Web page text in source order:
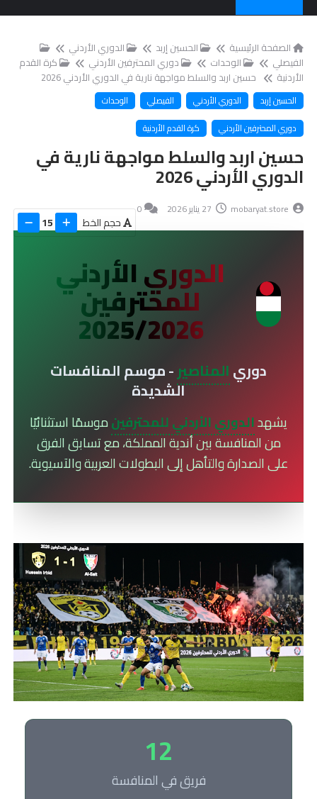
الصفحة الرئيسية الحسين إربد
الدوري الأردني
الفيصلي
الوحدات دوري المحترفين الأردني
كرة القدم
الأردنية
حسين اربد والسلط مواجهة نارية في الدوري الأردني 2026
الحسين إربد الدوري الأردني الفيصلي
الوحدات
دوري المحترفين الأردني
كرة القدم الأردنية
حسين اربد والسلط مواجهة نارية في
الدوري الأردني 2026
mobaryat.store
0
حجم الخط 15
ا
الدوري الأردني
للمحترفين
2025/2026
دوريالمناصير- موسم المنافسات
الشديدة
يشهدالدوري الأردني للمحترفينموسمًا استثنائيًا
من المنافسة بين أندية المملكة، مع تسابق الفرق
على الصدارة والتأهل إلى البطولات العربية والآسيوية.
12
فريق في المنافسة